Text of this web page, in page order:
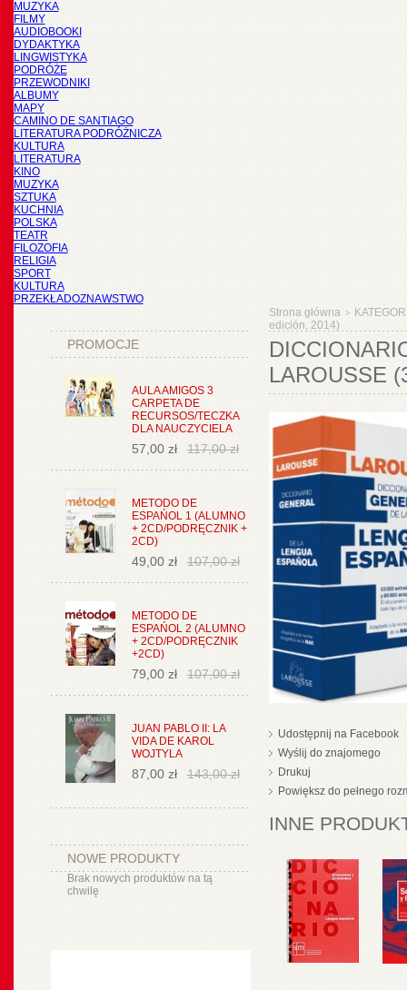
MUZYKA
FILMY
AUDIOBOOKI
DYDAKTYKA
LINGWISTYKA
PODRÓŻE
PRZEWODNIKI
ALBUMY
MAPY
CAMINO DE SANTIAGO
LITERATURA PODRÓŻNICZA
KULTURA
LITERATURA
KINO
MUZYKA
SZTUKA
KUCHNIA
POLSKA
TEATR
FILOZOFIA
RELIGIA
SPORT
KULTURA
PRZEKŁADOZNAWSTWO
PROMOCJE
AULA AMIGOS 3
CARPETA DE
RECURSOS/TECZKA
DLA NAUCZYCIELA
57,00 zł 117,00 zł
METODO DE
ESPAŃOL 1 (ALUMNO
+ 2CD/PODRĘCZNIK +
2CD)
49,00 zł 107,00 zł
METODO DE
ESPAŃOL 2 (ALUMNO
+ 2CD/PODRĘCZNIK
+2CD)
79,00 zł 107,00 zł
JUAN PABLO II: LA
VIDA DE KAROL
WOJTYLA
87,00 zł 143,00 zł
NOWE PRODUKTY
Brak nowych produktów na tą
chwilę
Strona główna >
edición, 2014)
LAROUSSE
Udostępnij na Facebook
Wyślij do znajomego
Drukuj
Powiększ do pełnego
INNE